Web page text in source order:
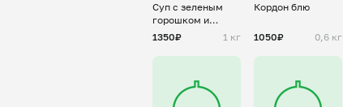
Суп с зеленым
горошком и
копченостями
1350₽ 1 кг
Кордон блю
1050₽ 0,6 кг